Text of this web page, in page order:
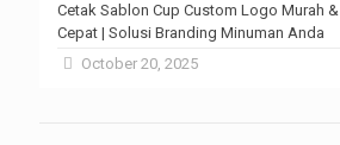
Cetak Sablon Cup Custom Logo Murah &
Cepat | Solusi Branding Minuman Anda
October 20, 2025